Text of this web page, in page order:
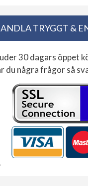
TRYGGT &
30 dagars öppet
du några frågor så